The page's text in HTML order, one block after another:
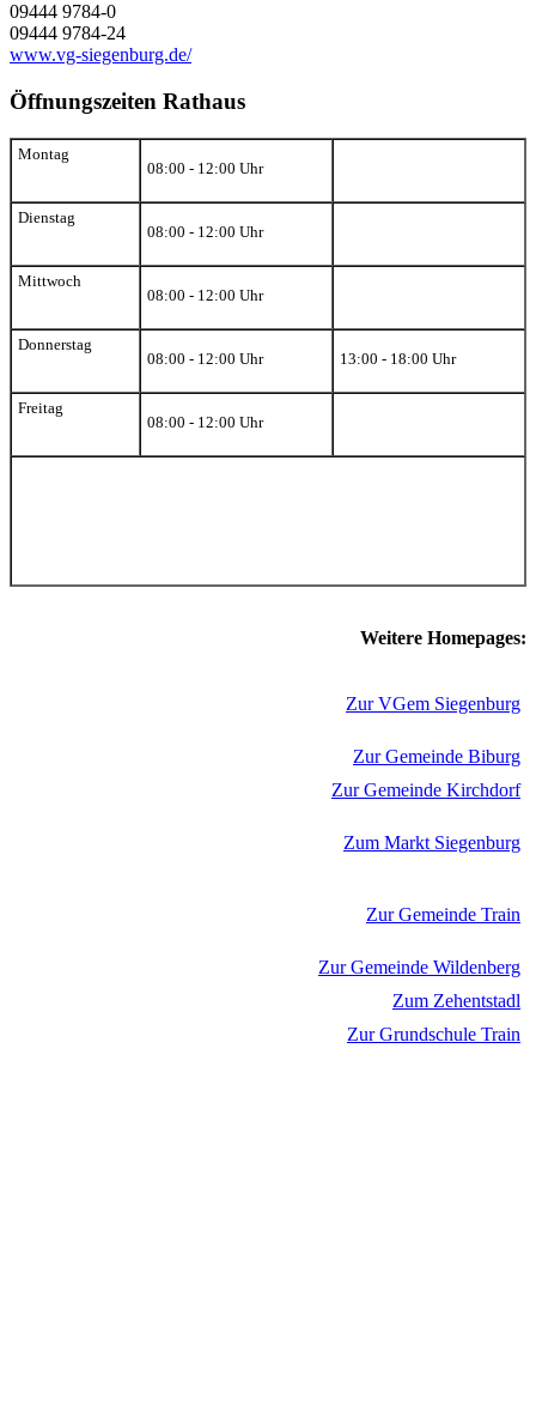
09444 9784-0
09444 9784-24
www.vg-siegenburg.de/
Öffnungszeiten Rathaus
Montag
08:00 - 12:00 Uhr
Dienstag
08:00 - 12:00 Uhr
Mittwoch
08:00 - 12:00 Uhr
Donnerstag
08:00 - 12:00 Uhr
13:00 - 18:00 Uhr
Freitag
08:00 - 12:00 Uhr
Weitere Homepages:
Zur VGem Siegenburg
Zur Gemeinde Biburg
Zur Gemeinde Kirchdorf
Zum Markt Siegenburg
Zur Gemeinde Train
Zur Gemeinde Wildenberg
Zum Zehentstadl
Zur Grundschule Train